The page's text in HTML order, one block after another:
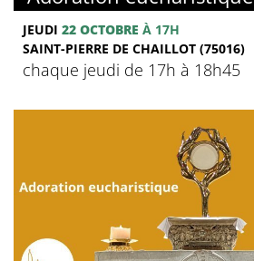
JEUDI 22 OCTOBRE À 17H
SAINT-PIERRE DE CHAILLOT (75016)
chaque jeudi de 17h à 18h45